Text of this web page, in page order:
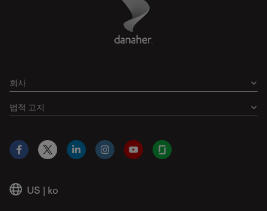
회사
법적 고지
US | ko
Facebook
X LinkedInInstagramYouTubeGlassdoor